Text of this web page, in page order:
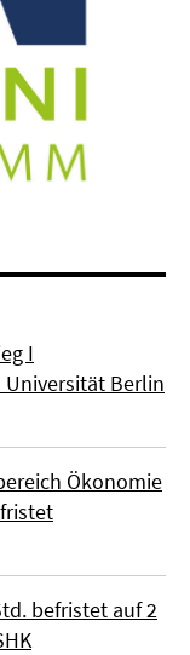
I
Berlin
Ökonomie
befristet auf 2